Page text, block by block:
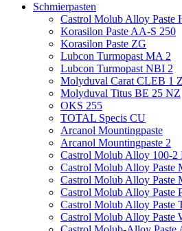
Schmierpasten
Castrol Molub Alloy Paste
Korasilon Paste AA-S 250
Korasilon Paste ZG
Lubcon Turmopast MA 2
Lubcon Turmopast NBI 2
Molyduval Carat CLEB 1 Z
Molyduval Titus BE 25 NZ
OKS 255
TOTAL Specis CU
Arcanol Mountingpaste
Arcanol Mountingpaste 2
Castrol Molub Alloy 100-2
Castrol Molub Alloy Paste
Castrol Molub Alloy Paste
Castrol Molub Alloy Paste
Castrol Molub Alloy Paste
Castrol Molub Alloy Paste